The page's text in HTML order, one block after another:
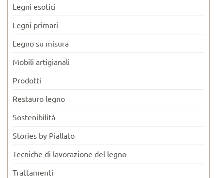
Legni esotici
Legni primari
Legno su misura
Mobili artigianali
Prodotti
Restauro legno
Sostenibilità
Stories by Piallato
Tecniche di lavorazione del legno
Trattamenti